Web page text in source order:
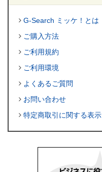
G-Search ミッケ！とは
ご購入方法
ご利用規約
ご利用環境
よくあるご質問
お問い合わせ
特定商取引に関する表示